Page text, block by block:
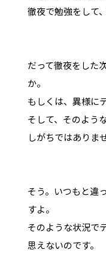
徹夜で勉強をして
だって徹夜をした
か。
もしくは、異様に
そして、そのよう
しがちではありま
そう。いつもと違
すよ。
そのような状況で
思えないのです。